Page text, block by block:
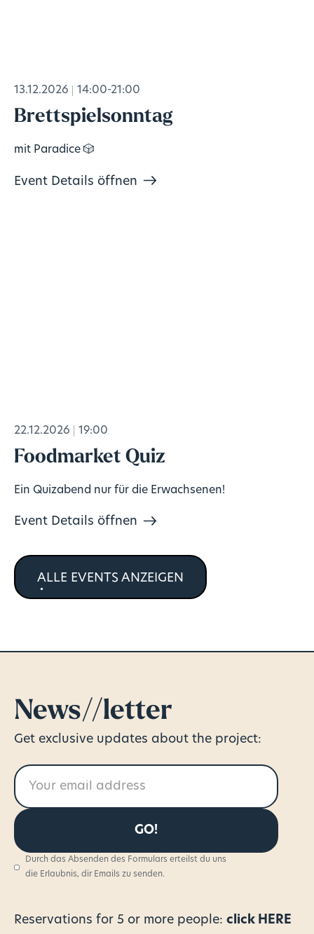
13.12.2026 14:00-21:00
Brettspielsonntag
mit Paradice 🎲
Event Details öffnen
22.12.2026 19:00
Foodmarket Quiz
Ein Quizabend nur für die Erwachsenen!
Event Details öffnen
ALLE EVENTS ANZEIGEN
News//letter
Get exclusive updates about the project:
Durch das Absenden des Formulars erteilst du uns
die Erlaubnis, dir Emails zu senden.
Reservations for5 or more people: click HERE